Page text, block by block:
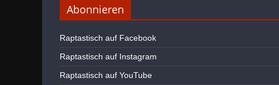
Abonnieren
Raptastisch auf Facebook
Raptastisch auf Instagram
Raptastisch auf YouTube